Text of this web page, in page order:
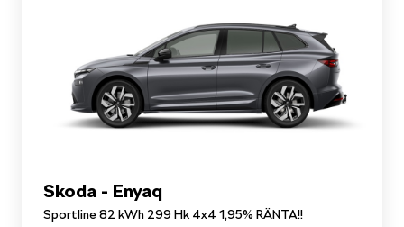
Skoda - Enyaq
Sportline 82 kWh 299 Hk 4x4 1,95% RÄNTA!!